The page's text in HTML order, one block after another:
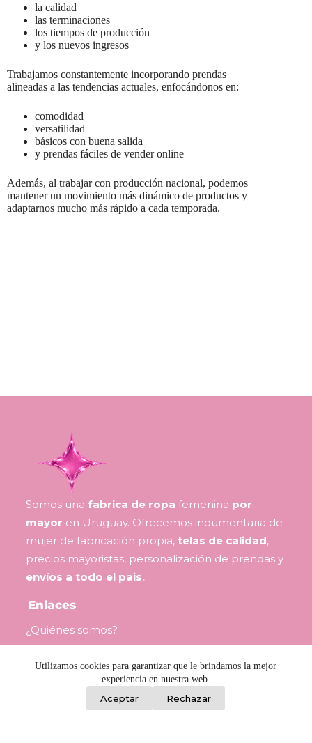
Utilizamos cookies para garantizar que le brindamos la mejor
experiencia en nuestra web.
Aceptar Rechazar
la calidad
las terminaciones
los tiempos de producción
y los nuevos ingresos
Trabajamos constantemente incorporando prendas
alineadas a las tendencias actuales, enfocándonos en:
comodidad
versatilidad
básicos con buena salida
y prendas fáciles de vender online
Además, al trabajar con producción nacional, podemos
mantener un movimiento más dinámico de productos y
adaptarnos mucho más rápido a cada temporada.
Somos una fabrica de ropa femenina por
mayor en Uruguay. Ofrecemos indumentaria de
mujer de fabricación propia, telas de calidad,
precios mayoristas, personalización de prendas y
envíos a todo el pais.
Enlaces
¿Quiénes somos?
Consejos para revendedoras